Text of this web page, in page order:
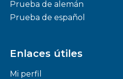
Prueba de alemán
Prueba de español
Enlaces útiles
Mi perfil